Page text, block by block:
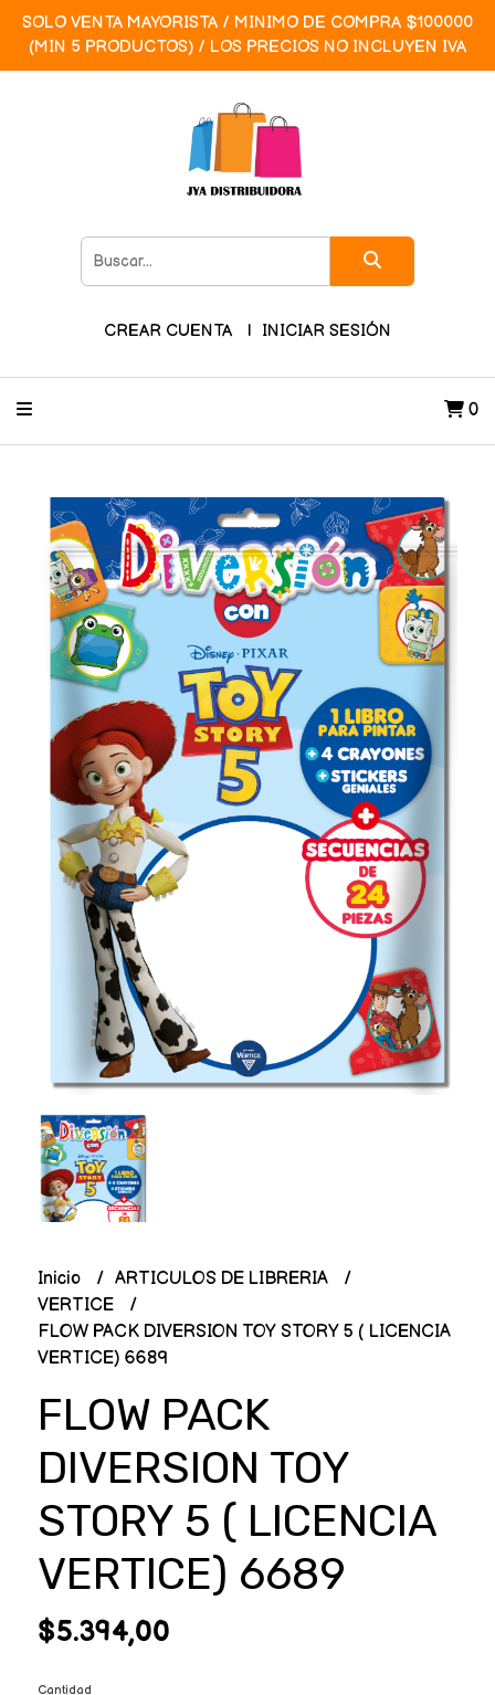
SOLO VENTA MAYORISTA / MINIMO DE COMPRA $100000
(MIN 5 PRODUCTOS) / LOS PRECIOS NO INCLUYEN IVA
CREAR CUENTA INICIAR SESIÓN
0
Inicio
ARTICULOS DE LIBRERIA
VERTICE
FLOW PACK DIVERSION TOY STORY 5 ( LICENCIA
VERTICE) 6689
FLOW PACK
DIVERSION TOY
STORY 5 ( LICENCIA
VERTICE) 6689
$5.394,00
Cantidad